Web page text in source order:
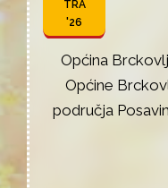
TRA
'26
Općina
Općine
područja